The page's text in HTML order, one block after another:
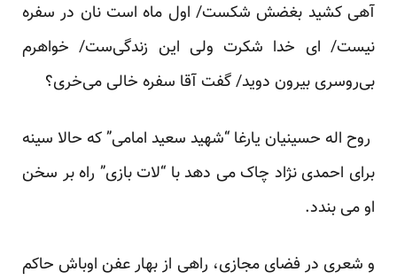
آهی کشید بغضش شکست/ اول ماه است نان در سفره
نیست/ ای خدا شکرت ولی این زندگی‌ست/ خواهرم
بی‌روسری بیرون دوید/ گفت آقا سفره خالی می‌خری؟
روح اله حسینیان یارغا “شهید سعید امامی” که حالا سینه
برای احمدی نژاد چاک می دهد با “لات بازی” راه بر سخن
او می بندد.
و شعری در فضای مجازی، راهی از بهار عفن اوباش حاکم